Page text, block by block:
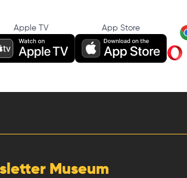
Apple TV App Store
Museum